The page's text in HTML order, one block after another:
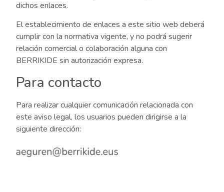
dichos enlaces.
El establecimiento de enlaces a este sitio web deberá
cumplir con la normativa vigente, y no podrá sugerir
relación comercial o colaboración alguna con
BERRIKIDE sin autorización expresa.
Para contacto
Para realizar cualquier comunicación relacionada con
este aviso legal, los usuarios pueden dirigirse a la
siguiente dirección: